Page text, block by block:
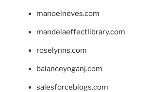
manoelneves.com
mandelaeffectlibrary.com
roselynns.com
balanceyoganj.com
salesforceblogs.com